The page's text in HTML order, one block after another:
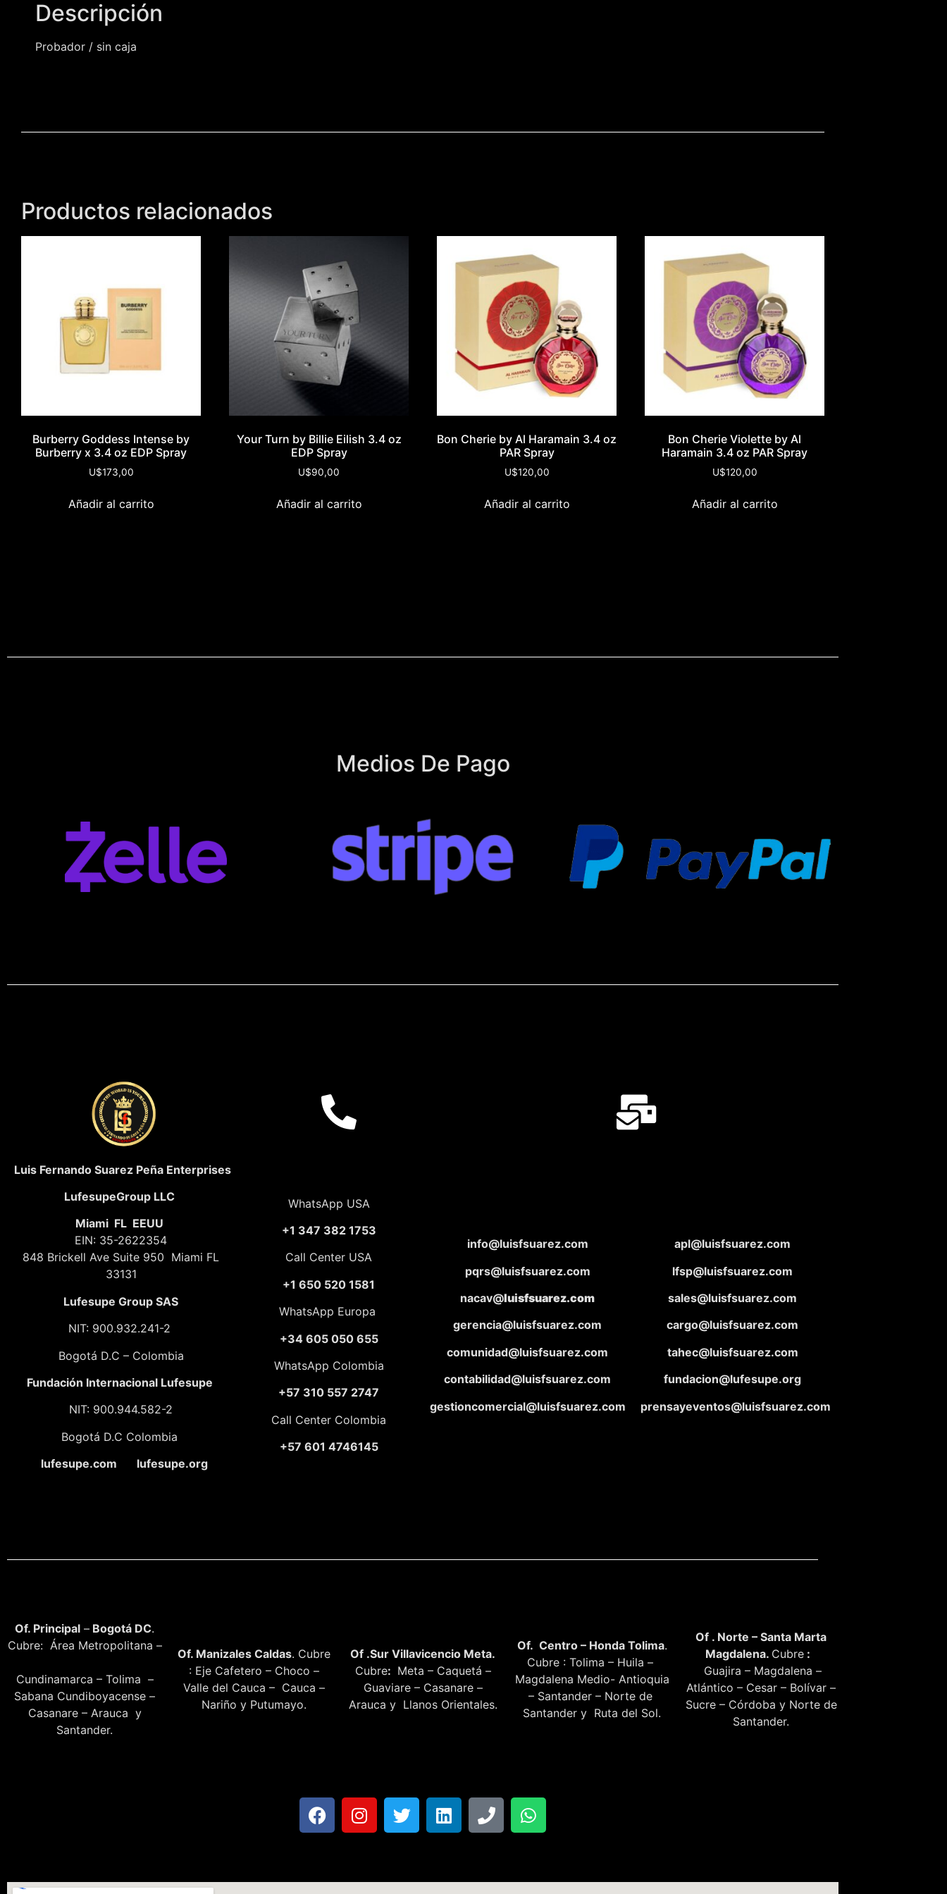
Descripción
Probador / sin caja
Productos relacionados
Burberry Goddess Intense by
Burberry x 3.4 oz EDP Spray
U$173,00
Añadir al carrito
Your Turn by Billie Eilish 3.4 oz
EDP Spray
U$90,00
Añadir al carrito
Bon Cherie by Al Haramain 3.4 oz
PAR Spray
U$120,00
Añadir al carrito
Bon Cherie Violette by Al
Haramain 3.4 oz PAR Spray
U$120,00
Añadir al carrito
Medios De Pago
Luis Fernando Suarez Peña Enterprises
LufesupeGroup LLC
Miami FL EEUU
EIN: 35-2622354
848 Brickell Ave Suite 950 Miami FL
33131
Lufesupe Group SAS
NIT: 900.932.241-2
Bogotá D.C – Colombia
Fundación Internacional Lufesupe
NIT: 900.944.582-2
Bogotá D.C Colombia
lufesupe.com lufesupe.org
WhatsApp USA
+1 347 382 1753
Call Center USA
+1 650 520 1581
WhatsApp Europa
+34 605 050 655
WhatsApp Colombia
+57 310 557 2747
Call Center Colombia
+57 601 4746145
info@luisfsuarez.com
pqrs@luisfsuarez.com
nacav@luisfsuarez.com
gerencia@luisfsuarez.com
comunidad@luisfsuarez.com
contabilidad@luisfsuarez.com
gestioncomercial@luisfsuarez.com
apl@luisfsuarez.com
lfsp@luisfsuarez.com
sales@luisfsuarez.com
cargo@luisfsuarez.com
tahec@luisfsuarez.com
fundacion@lufesupe.org
prensayeventos@luisfsuarez.com
Of. Principal – Bogotá DC.
Cubre: Área Metropolitana –
Cundinamarca – Tolima –
Sabana Cundiboyacense –
Casanare – Arauca y
Santander.
Of. Manizales Caldas. Cubre
: Eje Cafetero – Choco –
Valle del Cauca – Cauca –
Nariño y Putumayo.
Of .Sur Villavicencio Meta.
Cubre: Meta – Caquetá –
Guaviare – Casanare –
Arauca y Llanos Orientales.
Of. Centro – Honda Tolima.
Cubre : Tolima – Huila –
Magdalena Medio- Antioquia
– Santander – Norte de
Santander y Ruta del Sol.
Of . Norte – Santa Marta
Magdalena. Cubre :
Guajira – Magdalena –
Atlántico – Cesar – Bolívar –
Sucre – Córdoba y Norte de
Santander.